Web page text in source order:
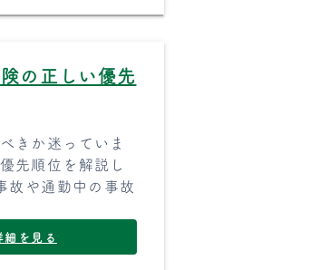
の正しい優先
きか迷っていま
先順位を解説し
故や通勤中の事故
細を見る